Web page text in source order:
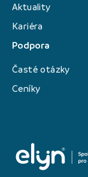
Aktuality
Kariéra
Podpora
Časté otázky
Ceníky